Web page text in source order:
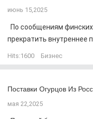
июнь 15,2025
По сообщениям
прекратить внутреннее
Hits:1600 Бизнес
Поставки Огурцов Из
мая 22,2025